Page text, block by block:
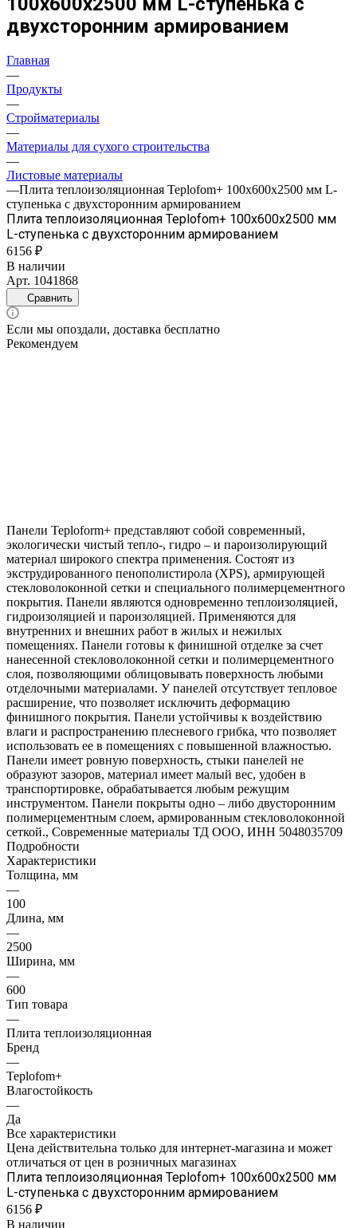
двухсторонним армированием
Главная
—
Продукты
—
Стройматериалы
—
Материалы для сухого строительства
—
Листовые материалы
—Плита теплоизоляционная Teplofom+ 100х600х2500 мм L-
ступенька с двухсторонним армированием
Плита теплоизоляционная Teplofom+ 100х600х2500 мм
L-ступенька с двухсторонним армированием
6156 ₽
В наличии
Арт. 1041868
Сравнить
Если мы опоздали, доставка бесплатно
Рекомендуем
Панели Teploform+ представляют собой современный,
экологически чистый тепло-, гидро – и пароизолирующий
материал широкого спектра применения. Состоят из
экструдированного пенополистирола (XPS), армирующей
стекловолоконной сетки и специального полимерцементного
покрытия. Панели являются одновременно теплоизоляцией,
гидроизоляцией и пароизоляцией. Применяются для
внутренних и внешних работ в жилых и нежилых
помещениях. Панели готовы к финишной отделке за счет
нанесенной стекловолоконной сетки и полимерцементного
слоя, позволяющими облицовывать поверхность любыми
отделочными материалами. У панелей отсутствует тепловое
расширение, что позволяет исключить деформацию
финишного покрытия. Панели устойчивы к воздействию
влаги и распространению плесневого грибка, что позволяет
использовать ее в помещениях с повышенной влажностью.
Панели имеет ровную поверхность, стыки панелей не
образуют зазоров, материал имеет малый вес, удобен в
транспортировке, обрабатывается любым режущим
инструментом. Панели покрыты одно – либо двусторонним
полимерцементным слоем, армированным стекловолоконной
сеткой., Современные материалы ТД ООО, ИНН 5048035709
Подробности
Характеристики
Толщина, мм
—
100
Длина, мм
—
2500
Ширина, мм
—
600
Тип товара
—
Плита теплоизоляционная
Бренд
—
Teplofom+
Влагостойкость
—
Да
Все характеристики
Цена действительна только для интернет-магазина и может
отличаться от цен в розничных магазинах
Плита теплоизоляционная Teplofom+ 100х600х2500 мм
L-ступенька с двухсторонним армированием
6156 ₽
В наличии